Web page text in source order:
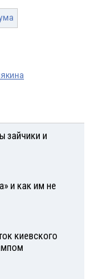
зайчики и
и как им не
киевского